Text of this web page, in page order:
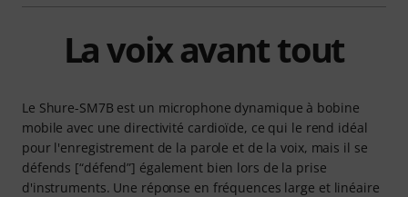
La voix avant tout
Le Shure-SM7B est un microphone dynamique à bobine
mobile avec une directivité cardioïde, ce qui le rend idéal
pour l'enregistrement de la parole et de la voix, mais il se
défends [“défend”] également bien lors de la prise
d'instruments. Une réponse en fréquences large et linéaire